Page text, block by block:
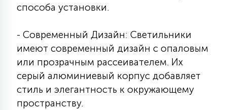
АКСЕССУАРЫ
способа установки.
- Современный Дизайн: Светильники
имеют современный дизайн с опаловым
или прозрачным рассеивателем. Их
серый алюминиевый корпус добавляет
стиль и элегантность к окружающему
пространству.